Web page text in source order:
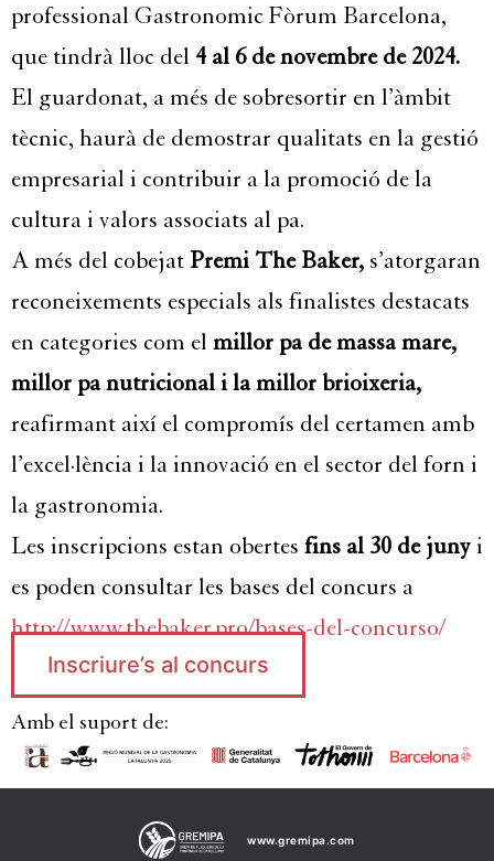
professional Gastronomic Fòrum Barcelona,
que tindrà lloc del 4 al 6 de novembre de 2024.
El guardonat, a més de sobresortir en l’àmbit
tècnic, haurà de demostrar qualitats en la gestió
empresarial i contribuir a la promoció de la
cultura i valors associats al pa.
A més del cobejat Premi The Baker, s’atorgaran
reconeixements especials als finalistes destacats
en categories com el millor pa de massa mare,
millor pa nutricional i la millor brioixeria,
reafirmant així el compromís del certamen amb
l’excel·lència i la innovació en el sector del forn i
la gastronomia.
Les inscripcions estan obertes fins al 30 de juny i
es poden consultar les bases del concurs a
http://www.thebaker.pro/bases-del-concurso/
Inscriure’s al concurs
Amb el suport de:
www.gremipa.com